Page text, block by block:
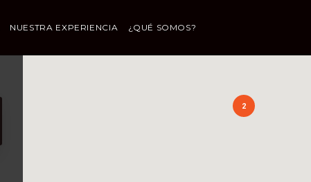
NUESTRA EXPERIENCIA ¿QUÉ SOMOS?
2